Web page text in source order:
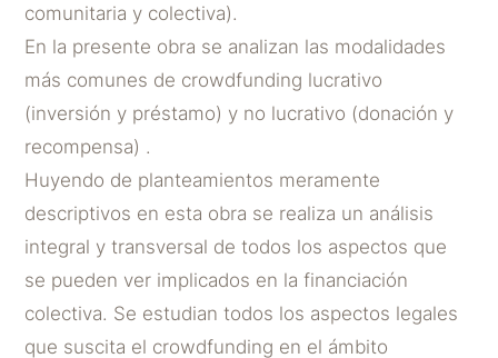
comunitaria y colectiva).
En la presente obra se analizan las modalidades
más comunes de crowdfunding lucrativo
(inversión y préstamo) y no lucrativo (donación y
recompensa) .
Huyendo de planteamientos meramente
descriptivos en esta obra se realiza un análisis
integral y transversal de todos los aspectos que
se pueden ver implicados en la financiación
colectiva. Se estudian todos los aspectos legales
que suscita el crowdfunding en el ámbito